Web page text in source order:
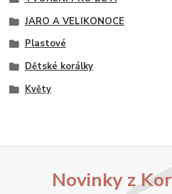
JARO A VELIKONOCE
Plastové
Dětské korálky
Květy
Novinky z